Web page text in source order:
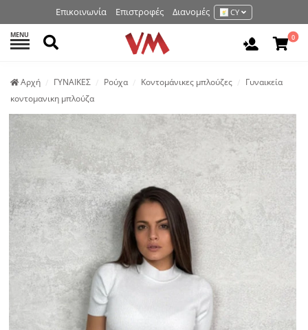
Επικοινωνία Επιστροφές Διανομές CY
MENU Αναζήτηση 0
Аρχή ΓΥΝΑΙΚΕΣ Ρούχα Κοντομάνικες μπλούζες
Γυναικεία
κοντομανικη μπλούζα